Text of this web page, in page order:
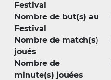
Festival
Nombre de but(s) au
Festival
Nombre de match(s)
joués
Nombre de
minute(s) jouées